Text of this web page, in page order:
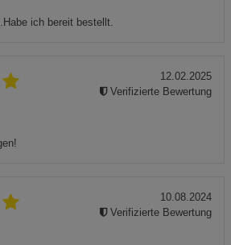
ich bereit bestellt.
12.02.2025
Verifizierte Bewertung
10.08.2024
Verifizierte Bewertung